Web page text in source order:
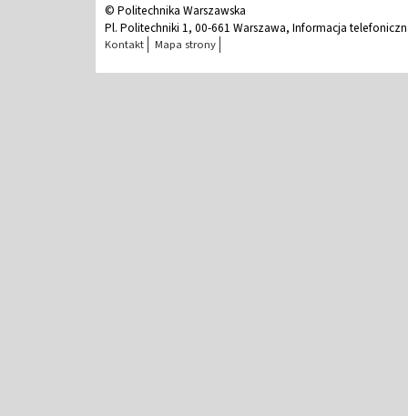
© Politechnika Warszawska
Pl. Politechniki 1, 00-661 Warszawa, Informacja
Kontakt Mapa strony